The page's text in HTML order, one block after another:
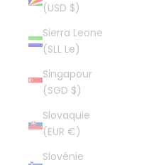
(USD $)
Sierra Leone
(SLL Le)
Singapour
(SGD $)
Slovaquie
(EUR €)
Slovénie